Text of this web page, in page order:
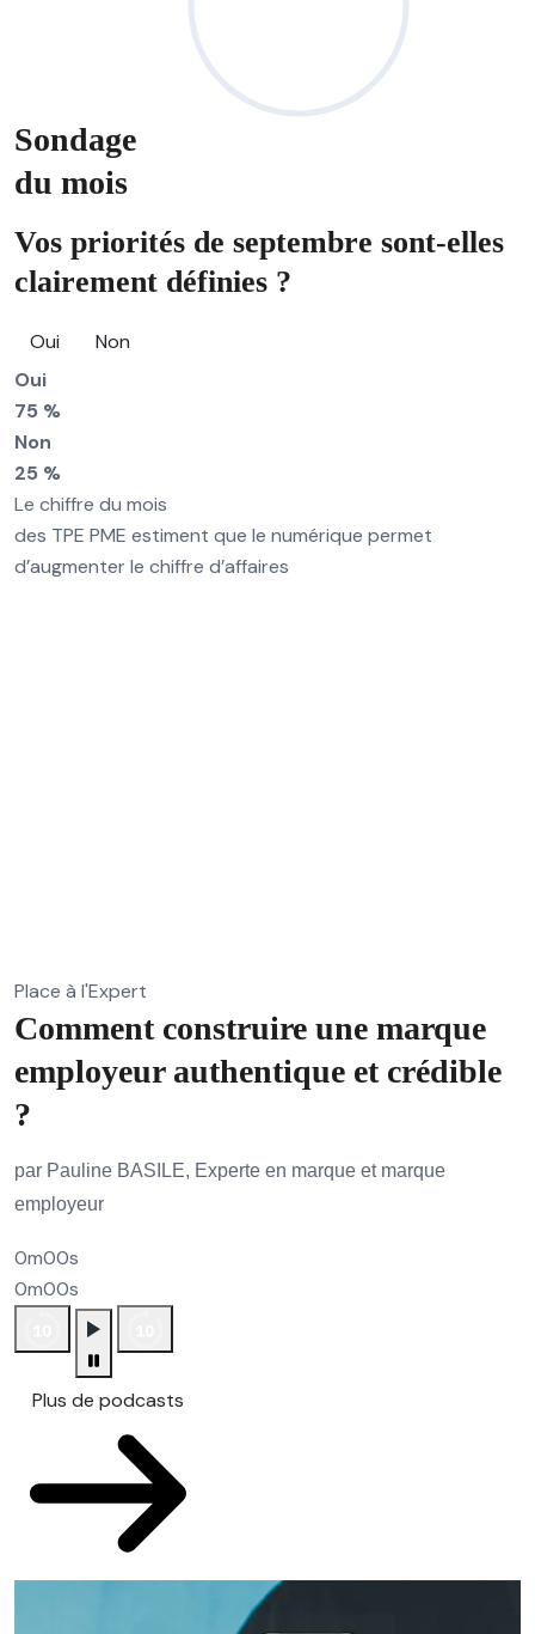
Sondage
du mois
Vos priorités de septembre sont-elles
clairement définies ?
Oui
Non
Oui
75 %
Non
25 %
Le chiffre du mois
des TPE PME estiment que le numérique permet
d’augmenter le chiffre d’affaires
Place à l'Expert
Comment construire une marque
employeur authentique et crédible
?
par Pauline BASILE, Experte en marque et marque
employeur
0m00s
0m00s
Plus de podcasts